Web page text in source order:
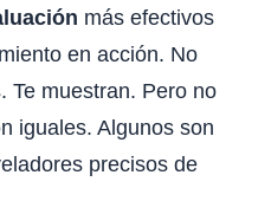
más efectivos
en acción. No
Te muestran. Pero no
iguales. Algunos son
precisos de